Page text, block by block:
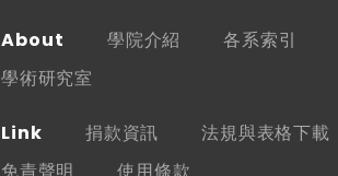
About 學院介紹 各系索引
學術研究室
Link 捐款資訊 法規與表格下載
免責聲明 使用條款